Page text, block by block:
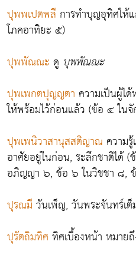
ปุพพเปตพลี การทำบุญอุทิศใ
โภคอาทิยะ ๕)
ปุพพัณณะ ดู บุพพัณณะ
ปุพเพกตปุญญตา ความเป็นผู้ไ
ให้พร้อมไว้ก่อนแล้ว (ข้อ ๔ ใน
ปุพเพนิวาสานุสสติญาณ ความ
อาศัยอยู่ในก่อน, ระลึกชาติได้
อภิญญา ๖, ข้อ ๖ ในวิชชา ๘,
ปุรณมี วันเพ็ญ, วันพระจันทร์เ
ปุรัตถิมทิศ ทิศเบื้องหน้า หมาย